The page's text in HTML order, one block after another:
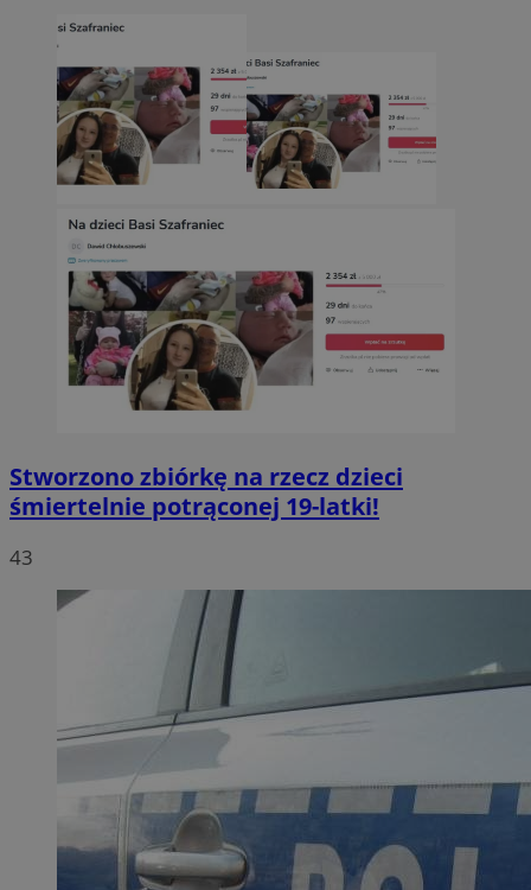
Stworzono zbiórkę na rzecz dzieci
śmiertelnie potrąconej 19-latki!
43